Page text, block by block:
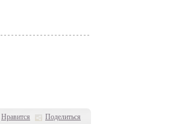
Нравится Поделиться